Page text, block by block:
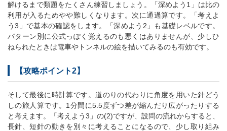
解けるまで類題をたくさん練習しましょう。「深めよう1」は比の
利用が入るためやや難しくなります。次に通過算です。「考えよ
う3」で基本の確認をします。「深めよう2」も基礎レベルです。
パターン別に公式っぽく覚えるのも悪くはありませんが、少しひ
ねられたときは電車やトンネルの絵を描いてみるのも有効です。
【攻略ポイント2】
そして最後に時計算です。道のりの代わりに角度を用いた針どう
しの旅人算です。1分間に5.5度ずつ差が縮んだり広がったりする
と考えます。「考えよう3」の(2)ですが、設問の流れからすると、
長針、短針の動きを別々に考えることになるので、少し取り組み